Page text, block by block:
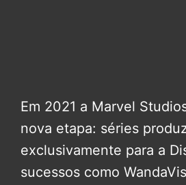
Em 2021 a Marvel
nova etapa: séries
exclusivamente para a
sucessos como